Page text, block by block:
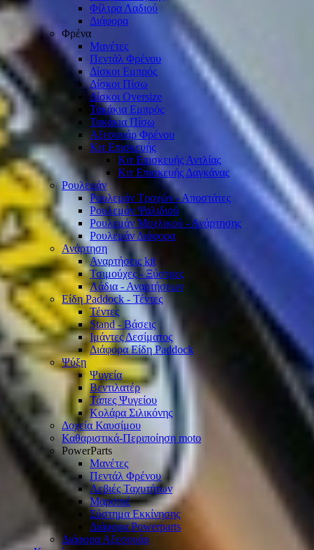
Φίλτρα Λαδιού
Διάφορα
Φρένα
Μανέτες
Πεντάλ Φρένου
Δίσκοι Εμπρός
Δίσκοι Πίσω
Δίσκοι Oversize
Τακάκια Εμπρός
Τακάκια Πίσω
Αξεσουάρ Φρένου
Κιτ Επισκευής
Κιτ Επισκευής Αντλίας
Κιτ Επισκευής Δαγκάνας
Ρουλεμάν
Ρουλεμάν Τροχών - Αποστάτες
Ρουλεμάν Ψαλιδιού
Ρουλεμάν Μοχλικού - Ανάρτησης
Ρουλεμάν Διάφορα
Ανάρτηση
Αναρτήσεις kit
Τσιμούχες - Ξύστρες
Λάδια - Αναρτήσεων
Είδη Paddock - Τέντες
Τέντες
Stand - Βάσεις
Ιμάντες Δεσίματος
Διάφορα Είδη Paddock
Ψύξη
Ψυγεία
Βεντιλατέρ
Τάπες Ψυγείου
Κολάρα Σιλικόνης
Δοχεία Καυσίμου
Καθαριστικά-Περιποίηση moto
PowerParts
Μανέτες
Πεντάλ Φρένου
Λεβιές Ταχυτήτων
Μαρσπιέ
Σύστημα Εκκίνησης
Διάφορα Powerparts
Διάφορα Αξεσουάρ